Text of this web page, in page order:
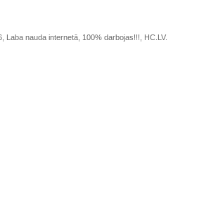
Laba nauda internetā, 100% darbojas!!!, HC.LV.